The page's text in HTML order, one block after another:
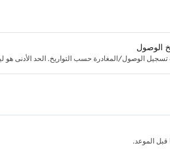
الوصول
تسجيل الوصول/المغادرة حسب التواريخ. الحد الأدنى هو